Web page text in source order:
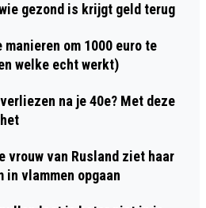
gezond is krijgt geld terug
manieren om 1000 euro te
welke echt werkt)
na je 40e? Met deze
vrouw van Rusland ziet haar
in vlammen opgaan